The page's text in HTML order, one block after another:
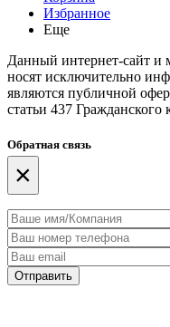
Избранное
Еще
Данный интернет-сайт и
носят исключительно
являются публичной
статьи 437 Гражданского
Обратная связь
×
Отправить